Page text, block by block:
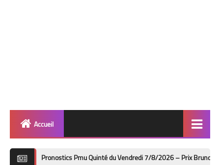
Accueil
Pronostics Pmu Quinté du Vendredi 7/8/2026 – Prix Bruno Coquatrix à